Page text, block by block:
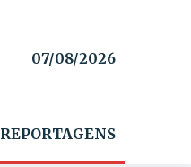
07/08/2026
REPORTAGENS